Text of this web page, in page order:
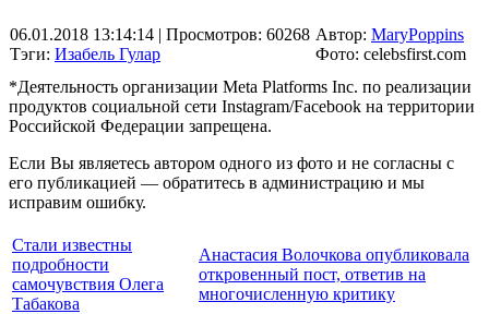
06.01.2018 13:14:14 | Просмотров: 60268
Тэги: Изабель Гулар
Автор: MaryPoppins
Фото: celebsfirst.com
*Деятельность организации Meta Platforms Inc. по реализации
продуктов социальной сети Instagram/Facebook на территории
Российской Федерации запрещена.
Если Вы являетесь автором одного из фото и не согласны с
его публикацией — обратитесь в администрацию и мы
исправим ошибку.
Стали известны
подробности
самочувствия Олега
Табакова
Анастасия Волочкова опубликовала
откровенный пост, ответив на
многочисленную критику